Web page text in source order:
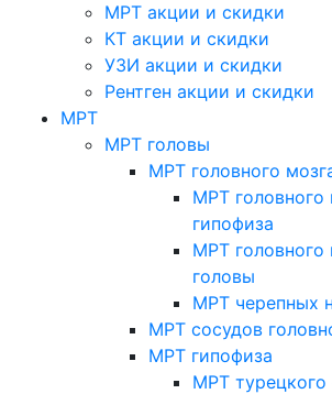
МРТ акции и скидки
КТ акции и скидки
УЗИ акции и скидки
Рентген акции и скидки
МРТ
МРТ головы
МРТ головного
МРТ головного
гипофиза
МРТ головного
головы
МРТ черепных
МРТ сосудов
МРТ гипофиза
МРТ турецкого